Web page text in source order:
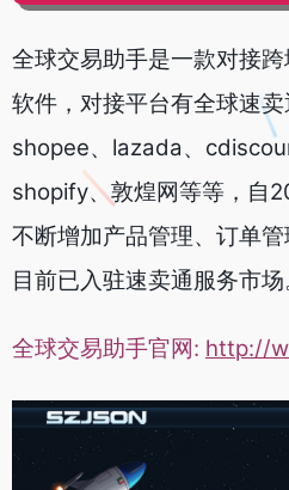
全球交易助手是一款对接
软件，对接平台有全球速卖
shopee、lazada、
shopify、敦煌网等等，自
不断增加产品管理、订单管
目前已入驻速卖通服务市场
全球交易助手官网: http://